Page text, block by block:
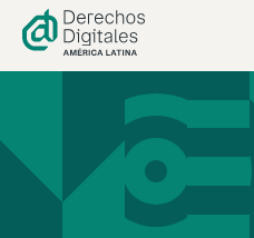
contenido